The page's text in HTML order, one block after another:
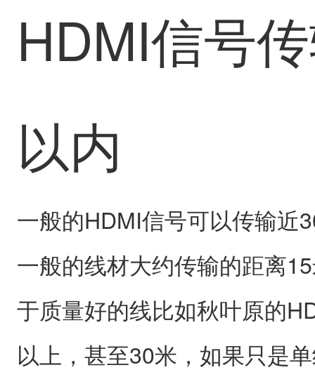
HDMI信号
以内
一般的HDMI信号可以传输近
一般的线材大约传输的距离
于质量好的线比如秋叶原的
以上，甚至30米，如果只是